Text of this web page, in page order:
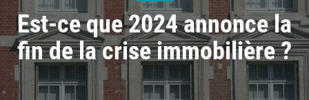
Est-ce que 2024 annonce la
fin de la crise immobilière ?